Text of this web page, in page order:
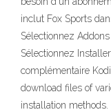
inclut Fox Sports
Sélectionnez
Sélectionnez
complémentaire
download files of
installation